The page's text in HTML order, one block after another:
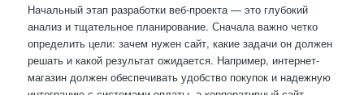
Начальный этап разработки веб-проекта — это глубокий
анализ и тщательное планирование. Сначала важно четко
определить цели: зачем нужен сайт, какие задачи он должен
решать и какой результат ожидается. Например, интернет-
магазин должен обеспечивать удобство покупок и надежную